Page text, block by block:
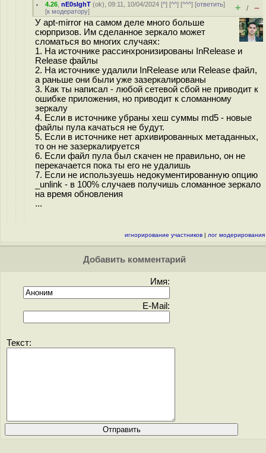
4.26 ,nE0sIghT (ok), 09:11, 10/04/2024 [^] [^^] [^^^] [ответить]
[к модератору] + / –
У apt-mirror на самом деле много больше
сюрпризов. Им сделанное зеркало может
сломаться во многих случаях:
1. На источнике рассинхронизированы InRelease и
Release файлы
2. На источнике удалили InRelease или Release файл,
а раньше они были уже зазеркалированы
3. Как ты написал - любой сетевой сбой не приводит к
ошибке приложения, но приводит к сломанному
зеркалу
4. Если в источнике убраны хеш суммы md5 - новые
файлы пула качаться не будут.
5. Если в источнике нет архивированных метаданных,
то он не зазеркалируется
6. Если файл пула был скачен не правильно, он не
перекачается пока ты его не удалишь
7. Если не используешь недокументированную опцию
_unlink - в 100% случаев получишь сломанное зеркало
на время обновления
...
игнорирование участников | лог модерирования
Добавить комментарий
Имя:
E-Mail:
Текст: